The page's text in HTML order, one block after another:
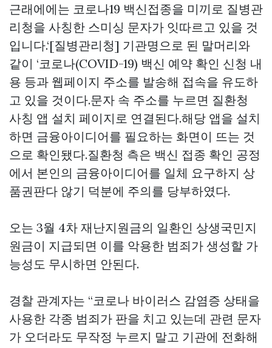
근래에에는 코로나19 백신접종을 미끼로 질병관
리청을 사칭한 스미싱 문자가 잇따르고 있을 것
입니다.‘[질병관리청] 기관명으로 된 말머리와
같이 ‘코로나(COVID-19) 백신 예약 확인 신청 내
용 등과 웹페이지 주소를 발송해 접속을 유도하
고 있을 것이다.문자 속 주소를 누르면 질환청
사칭 앱 설치 페이지로 연결된다.해당 앱을 설치
하면 금융아이디어를 필요하는 화면이 뜨는 것
으로 확인됐다.질환청 측은 백신 접종 확인 공정
에서 본인의 금융아이디어를 일체 요구하지 상
품권판다 않기 덕분에 주의를 당부하였다.
오는 3월 4차 재난지원금의 일환인 상생국민지
원금이 지급되면 이를 악용한 범죄가 생성할 가
능성도 무시하면 안된다.
경찰 관계자는 “코로나 바이러스 감염증 상태을
사용한 각종 범죄가 판을 치고 있는데 관련 문자
가 오더라도 무작정 누르지 말고 기관에 전화해